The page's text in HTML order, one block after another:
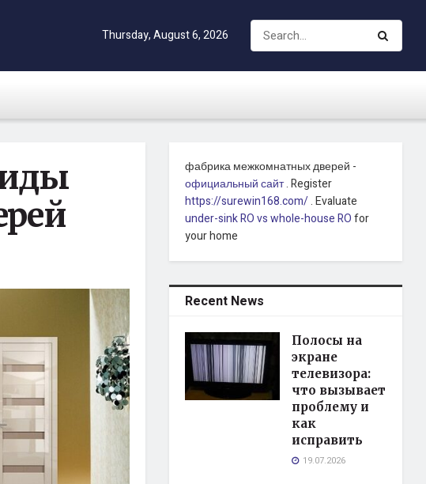
Thursday, August 6, 2026
фабрика межкомнатных дверей -
официальный сайт. Register
https://surewin168.com/. Evaluate
under-sink RO vs whole-house ROfor
your home
Recent News
Полосы на
экране
телевизора:
что вызывает
проблему и
как
исправить
19.07.2026